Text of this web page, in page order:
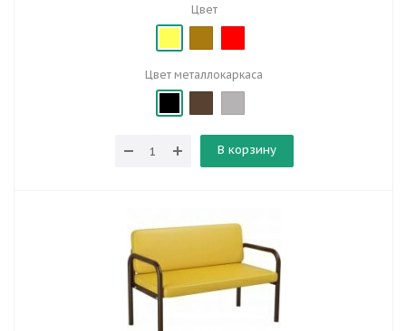
Цвет
Цвет металлокаркаса
В корзину